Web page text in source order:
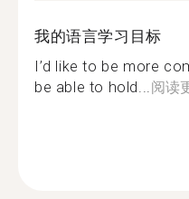
我的语言学习目标
I’d like to be more
be able to hold...阅读